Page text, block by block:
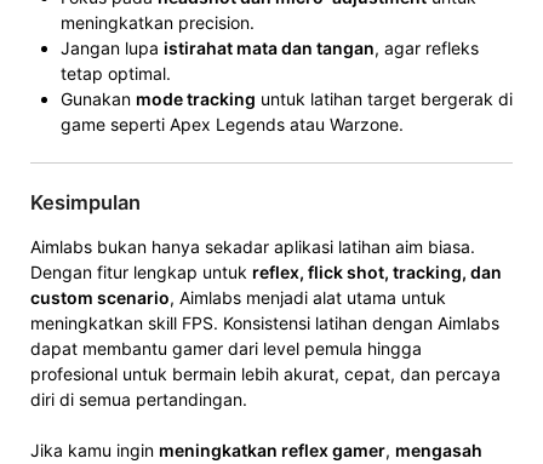
meningkatkan precision.
Jangan lupa istirahat mata dan tangan, agar refleks
tetap optimal.
Gunakan mode tracking untuk latihan target bergerak di
game seperti Apex Legends atau Warzone.
Kesimpulan
Aimlabs bukan hanya sekadar aplikasi latihan aim biasa.
Dengan fitur lengkap untuk reflex, flick shot, tracking, dan
custom scenario, Aimlabs menjadi alat utama untuk
meningkatkan skill FPS. Konsistensi latihan dengan Aimlabs
dapat membantu gamer dari level pemula hingga
profesional untuk bermain lebih akurat, cepat, dan percaya
diri di semua pertandingan.
Jika kamu ingin meningkatkan reflex gamer, mengasah